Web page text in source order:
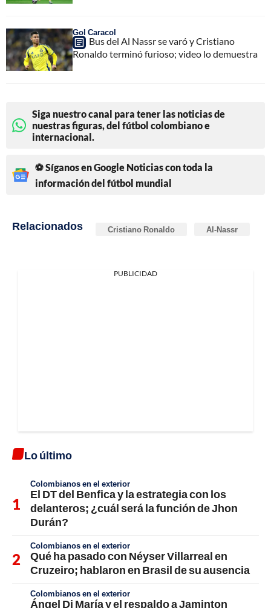
Gol Caracol
Bus del Al Nassr se varó y Cristiano
Ronaldo terminó furioso; video lo demuestra
Siga nuestro canal para tener las noticias de
nuestras figuras, del fútbol colombiano e
internacional.
⚽ Síganos en Google Noticias con toda la
información del fútbol mundial
Relacionados Cristiano Ronaldo Al-Nassr
PUBLICIDAD
Lo último
Colombianos en el exterior
El DT del Benfica y la estrategia con los
delanteros; ¿cuál será la función de Jhon
Durán?
Colombianos en el exterior
Qué ha pasado con Néyser Villarreal en
Cruzeiro; hablaron en Brasil de su ausencia
Colombianos en el exterior
Ángel Di María y el respaldo a Jaminton